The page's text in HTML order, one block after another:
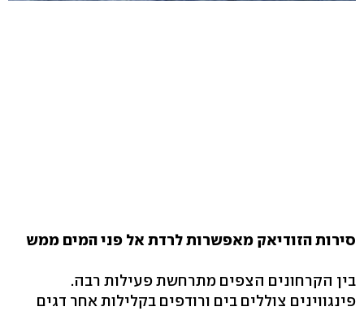
סירות הזודיאק מאפשרות לרדת אל פני המים ממש
בין הקרחונים הצפים מתרחשת פעילות רבה.
פינגווינים צוללים בים ורודפים בקלילות אחר דגים